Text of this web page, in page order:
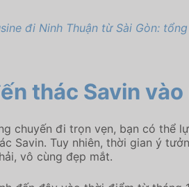
đi Ninh Thuận từ Sài Gòn:
thác Savin
chuyến đi trọn vẹn, bạn có thể
Savin. Tuy nhiên, thời gian ý
vô cùng đẹp mắt.